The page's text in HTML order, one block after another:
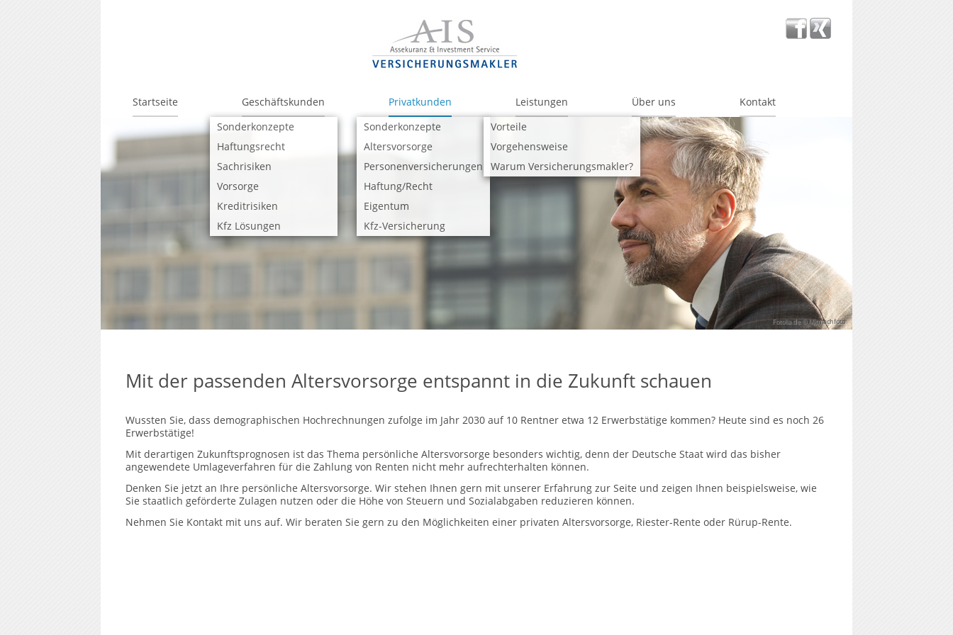
überspringen
Startseite
Geschäftskunden
Sonderkonzepte
Haftungsrecht
Sachrisiken
Vorsorge
Kreditrisiken
Kfz Lösungen
Privatkunden
Sonderkonzepte
Altersvorsorge
Personenversicherungen
Haftung/Recht
Eigentum
Kfz-Versicherung
Leistungen
Vorteile
Vorgehensweise
Warum Versicherungsmakler?
Über uns Kontakt
Fotolia.de © Mitmachfoto
Mit der passenden Altersvorsorge entspannt in die Zukunft schauen
Wussten Sie, dass demographischen Hochrechnungen zufolge im Jahr 2030 auf 10 Rentner etwa 12 Erwerbstätige kommen? Heute sind es noch 26
Erwerbstätige!
Mit derartigen Zukunftsprognosen ist das Thema persönliche Altersvorsorge besonders wichtig, denn der Deutsche Staat wird das bisher
angewendete Umlageverfahren für die Zahlung von Renten nicht mehr aufrechterhalten können.
Denken Sie jetzt an Ihre persönliche Altersvorsorge. Wir stehen Ihnen gern mit unserer Erfahrung zur Seite und zeigen Ihnen beispielsweise, wie
Sie staatlich geförderte Zulagen nutzen oder die Höhe von Steuern und Sozialabgaben reduzieren können.
Nehmen Sie Kontakt mit uns auf. Wir beraten Sie gern zu den Möglichkeiten einer privaten Altersvorsorge, Riester-Rente oder Rürup-Rente.